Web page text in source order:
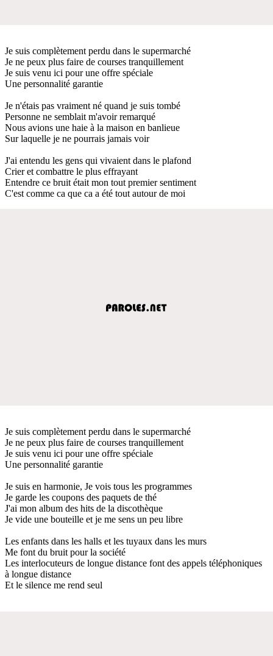
Je suis complètement perdu dans le supermarché
Je ne peux plus faire de courses tranquillement
Je suis venu ici pour une offre spéciale
Une personnalité garantie
Je n'étais pas vraiment né quand je suis tombé
Personne ne semblait m'avoir remarqué
Nous avions une haie à la maison en banlieue
Sur laquelle je ne pourrais jamais voir
J'ai entendu les gens qui vivaient dans le plafond
Crier et combattre le plus effrayant
Entendre ce bruit était mon tout premier sentiment
C'est comme ca que ca a été tout autour de moi
Je suis complètement perdu dans le supermarché
Je ne peux plus faire de courses tranquillement
Je suis venu ici pour une offre spéciale
Une personnalité garantie
Je suis en harmonie, Je vois tous les programmes
Je garde les coupons des paquets de thé
J'ai mon album des hits de la discothèque
Je vide une bouteille et je me sens un peu libre
Les enfants dans les halls et les tuyaux dans les murs
Me font du bruit pour la société
Les interlocuteurs de longue distance font des appels téléphoniques
à longue distance
Et le silence me rend seul